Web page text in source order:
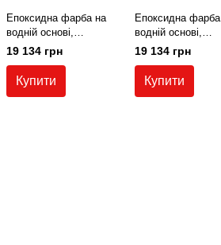
Епоксидна фарба на
водній основі,
паропроникна
Teknobond 620,
комплект 20 кг. Світло-
сіра (RAL 7001)
19 134 грн
Купити
Епоксидна
водній основі,
паропроникна
Teknobond 620,
комплект 20 кг.
(RAL 7031)
19 134 грн
Купити